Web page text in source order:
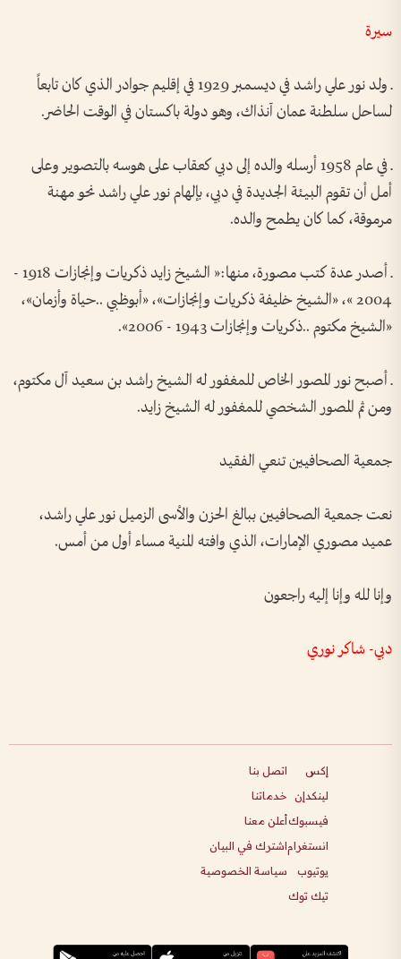
سيرة
ـ ولد نور علي راشد في ديسمبر 1929 في إقليم جوادر الذي كان تابعاً
لساحل سلطنة عمان آنذاك، وهو دولة باكستان في الوقت الحاضر.
ـ في عام 1958 أرسله والده إلى دبي كعقاب على هوسه بالتصوير وعلى
أمل أن تقوم البيئة الجديدة في دبي، بإلهام نور علي راشد نحو مهنة
مرموقة، كما كان يطمح والده.
ـ أصدر عدة كتب مصورة، منها:« الشيخ زايد ذكريات وإنجازات 1918 -
2004 »، «الشيخ خليفة ذكريات وإنجازات»، «أبوظبي ..حياة وأزمان»،
«الشيخ مكتوم ..ذكريات وإنجازات 1943 - 2006».
ـ أصبح نور المصور الخاص للمغفور له الشيخ راشد بن سعيد آل مكتوم،
ومن ثم المصور الشخصي للمغفور له الشيخ زايد.
جمعية الصحافيين تنعي الفقيد
نعت جمعية الصحافيين ببالغ الحزن والأسى الزميل نور علي راشد،
عميد مصوري الإمارات، الذي وافته المنية مساء أول من أمس.
وإنا لله وإنا إليه راجعون
دبي- شاكر نوري
إكس
لينكدإن
فيسبوك
انستغرام
يوتيوب
تيك توك
اتصل بنا
خدماتنا
أعلن معنا
اشترك في البيان
سياسة الخصوصية